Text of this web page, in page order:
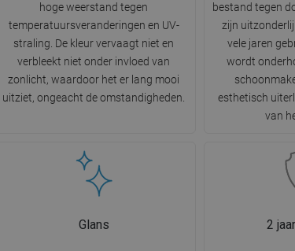
hoge weerstand tegen
temperatuursveranderingen en UV-
straling. De kleur vervaagt niet en
verbleekt niet onder invloed van
zonlicht, waardoor het er lang mooi
uitziet, ongeacht de omstandigheden.
bestand tegen
zijn
vele jaren
wordt
esthetisch
van
Glans 2